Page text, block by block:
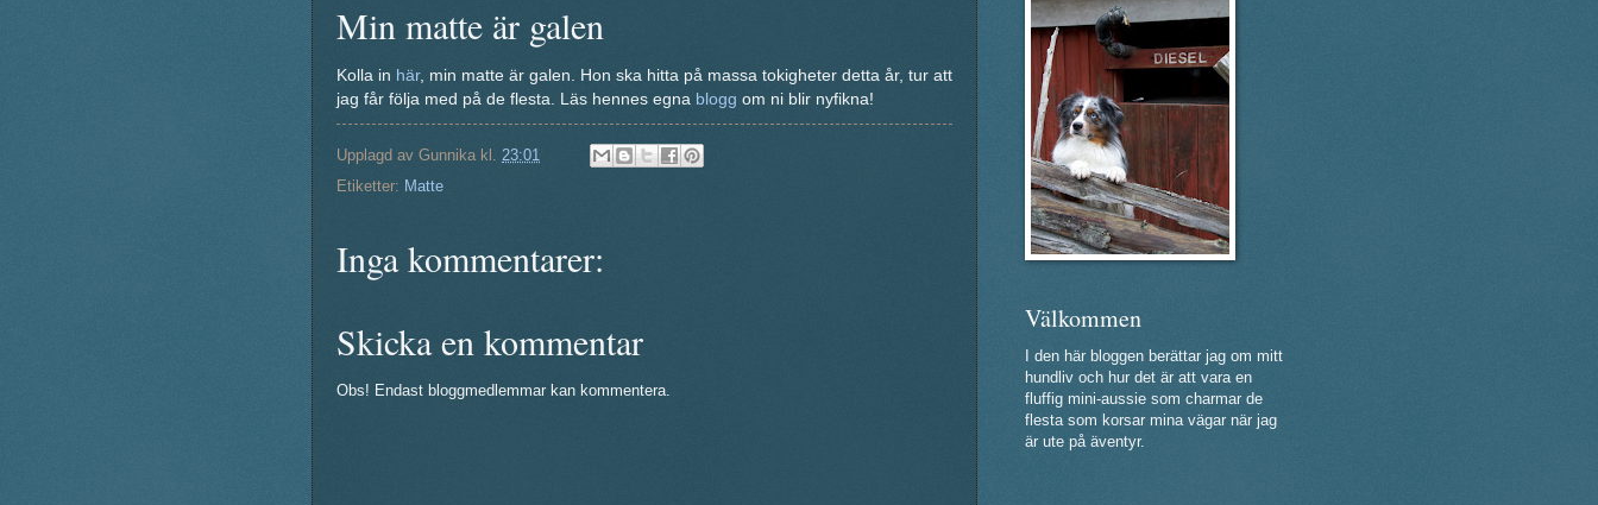
Min matte är galen
Kolla in här, min matte är galen. Hon ska hitta på massa tokigheter detta år, tur att
jag får följa med på de flesta. Läs hennes egna blogg om ni blir nyfikna!
Upplagd av Gunnika kl. 23:01
Etiketter: Matte
Inga kommentarer:
Skicka en kommentar
Obs! Endast bloggmedlemmar kan kommentera.
Välkommen
I den här bloggen berättar jag om mitt
hundliv och hur det är att vara en
fluffig mini-aussie som charmar de
flesta som korsar mina vägar när jag
är ute på äventyr.